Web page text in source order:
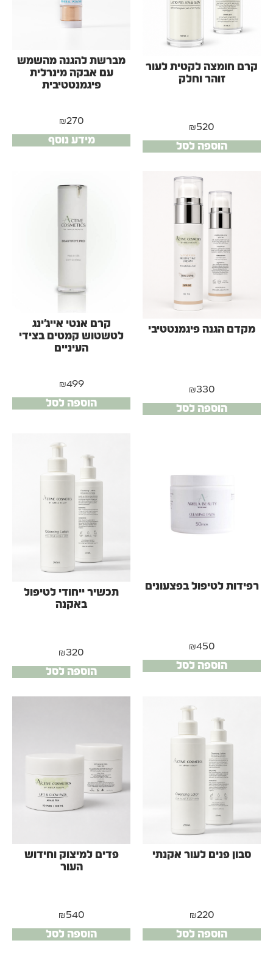
קרם חומצה לקטית לעור
זוהר וחלק
₪520
הוספה לסל
מברשת להגנה מהשמש
עם אבקה מינרלית
פיגמנטטיבית
₪270
מידע נוסף
מקדם הגנה פיגמנטטיבי
₪330
הוספה לסל
קרם אנטי אייג'ינג
לטשטוש קמטים בצידי
העיניים
₪499
הוספה לסל
רפידות לטיפול בפצעונים
₪450
הוספה לסל
תכשיר ייחודי לטיפול
באקנה
₪320
הוספה לסל
סבון פנים לעור אקנתי
₪220
הוספה לסל
פדים למיצוק וחידוש
העור
₪540
הוספה לסל